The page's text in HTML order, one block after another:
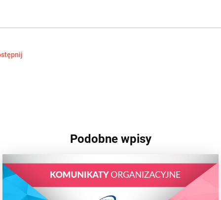
Podobne wpisy